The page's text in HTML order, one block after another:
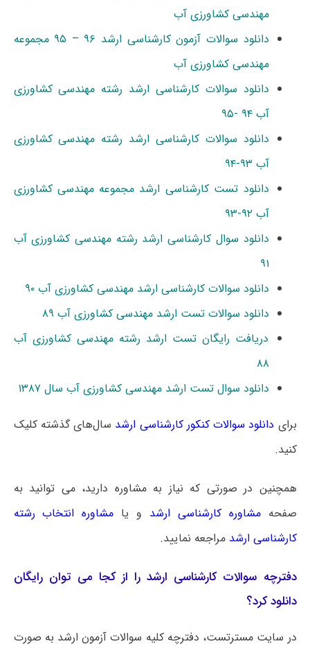
مهندسی کشاورزی آب
دانلود سوالات آزمون کارشناسی ارشد ۹۶ – ۹۵ مجموعه
مهندسی کشاورزی آب
دانلود سوالات کارشناسی ارشد رشته مهندسی کشاورزی
آب ۹۴ -۹۵
دانلود سوالات کارشناسی ارشد رشته مهندسی کشاورزی
آب ۹۳-۹۴
دانلود تست کارشناسی ارشد مجموعه مهندسی کشاورزی
آب ۹۲-۹۳
دانلود سوال کارشناسی ارشد رشته مهندسی کشاورزی آب
۹۱
دانلود سوالات کارشناسی ارشد مهندسی کشاورزی آب ۹۰
دانلود سوالات تست ارشد مهندسی کشاورزی آب ۸۹
دریافت رایگان تست ارشد رشته مهندسی کشاورزی آب
۸۸
دانلود سوال تست ارشد مهندسی کشاورزی آب سال ۱۳۸۷
برای دانلود سوالات کنکور کارشناسی ارشد سال‌های گذشته کلیک
کنید.
همچنین در صورتی که نیاز به مشاوره دارید، می توانید به
صفحهمشاوره کارشناسی ارشد و یا مشاوره انتخاب رشته
کارشناسی ارشد مراجعه نمایید.
دفترچه سوالات کارشناسی ارشد را از کجا می توان رایگان
دانلود کرد؟
در سایت مسترتست، دفترچه کلیه سوالات آزمون ارشد به صورت